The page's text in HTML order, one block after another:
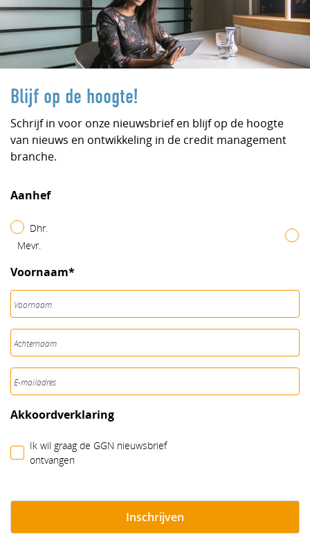
Blijf op de hoogte!
Schrijf in voor onze nieuwsbrief en blijf op de hoogte
van nieuws en ontwikkeling in de credit management
branche.
Aanhef
Dhr.
Mevr.
Voornaam*
Achternaam*
E-mailadres*
Akkoordverklaring
Ik wil graag de GGN nieuwsbrief
ontvangen